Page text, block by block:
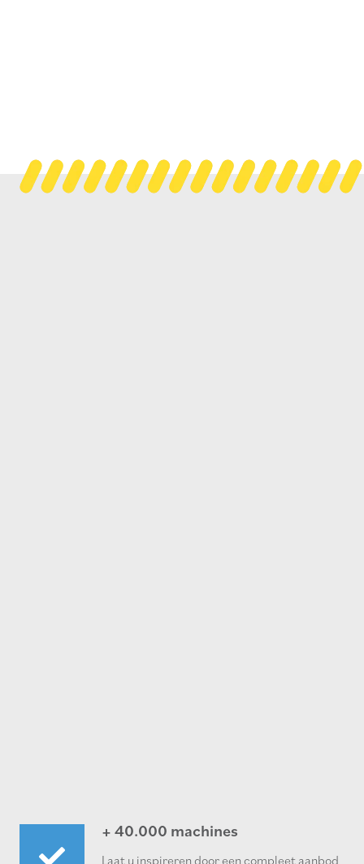
+ 40.000 machines
Laat u inspireren door een compleet aanbod